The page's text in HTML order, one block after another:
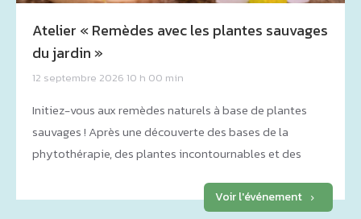
Atelier « Remèdes avec les plantes sauvages
du jardin »
12 septembre 2026 10 h 00 min
Initiez-vous aux remèdes naturels à base de plantes
sauvages ! Après une découverte des bases de la
phytothérapie, des plantes incontournables et des
quatre préparations à emporter chez vous.Voir l'événement